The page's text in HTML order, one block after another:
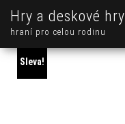
Hry a deskové hry
hraní pro celou rodinu
Sleva!